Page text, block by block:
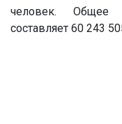
человек. Общее
составляет 60 243